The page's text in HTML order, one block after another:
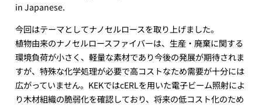
in Japanese.
今回はテーマとしてナノセルロースを取り上げました。
植物由来のナノセルロースファイバーは、生産・廃棄に関する
環境負荷が小さく、軽量な素材であり今後の発展が期待されま
すが、特殊な化学処理が必要で高コストなため需要が十分には
広がっていません。KEKではcERLを用いた電子ビーム照射によ
り木材組織の脆弱化を確認しており、将来の低コスト化のため